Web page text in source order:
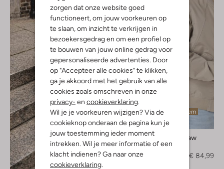
zorgen dat onze website goed
functioneert, om jouw voorkeuren op
te slaan, om inzicht te verkrijgen in
bezoekersgedrag en om een profiel op
te bouwen van jouw online gedrag voor
gepersonaliseerde advertenties. Door
op "Accepteer alle cookies" te klikken,
ga je akkoord met het gebruik van alle
cookies zoals omschreven in onze
privacy- en cookieverklaring
Wil je je voorkeuren wijzigen? Via de
cookieknop onderaan de pagina kun je
jouw toestemming ieder moment
intrekken. Wil je meer informatie of een
klacht indienen? Ga naar onze
cookieverklaring
Laatste item
-50%
G-Star Raw
Jack
€ 84,99